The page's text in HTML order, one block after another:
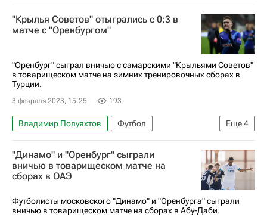
Спорт
Андрей Малых Оренбург
Анжи
Крылья Советов
"Крылья Советов" отыгрались с 0:3 в
матче с "Оренбургом"
"Оренбург" сыграл вничью с самарскими "Крыльями Советов"
в товарищеском матче на зимних тренировочных сборах в
Турции.
3 февраля 2023, 15:25 193
Еще4
Владимир Полуяхтов
Футбол
Владимир Обухов
Дмитрий Цыпченко
Крылья Советов
Оренбург
"Динамо" и "Оренбург" сыграли
вничью в товарищеском матче на
сборах в ОАЭ
Футболисты московского "Динамо" и "Оренбурга" сыграли
вничью в товарищеском матче на сборах в Абу-Даби.